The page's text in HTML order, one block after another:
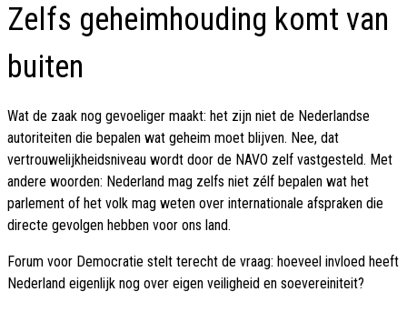
Zelfs geheimhouding komt van
buiten
Wat de zaak nog gevoeliger maakt: het zijn niet de Nederlandse
autoriteiten die bepalen wat geheim moet blijven. Nee, dat
vertrouwelijkheidsniveau wordt door de NAVO zelf vastgesteld. Met
andere woorden: Nederland mag zelfs niet zélf bepalen wat het
parlement of het volk mag weten over internationale afspraken die
directe gevolgen hebben voor ons land.
Forum voor Democratie stelt terecht de vraag: hoeveel invloed heeft
Nederland eigenlijk nog over eigen veiligheid en soevereiniteit?